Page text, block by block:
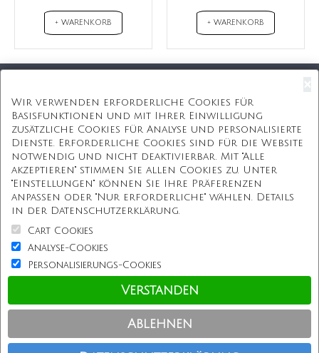
+ WARENKORB + WARENKORB
Kostenlose Geschenkbox
Kostenlose Gravur
Unbegrenzte Redesign
ÜBER UNS
Information
Kundenservice
Einkaufen bei uns
Copyright © Personalisierterekette.De, Alle Rechte vorbehalten.
Wir verwenden erforderliche Cookies für
Basisfunktionen und mit Ihrer Einwilligung
zusätzliche Cookies für Analyse und personalisierte
Dienste. Erforderliche Cookies sind für die Website
notwendig und nicht deaktivierbar. Mit "Alle
akzeptieren" stimmen Sie allen Cookies zu. Unter
"Einstellungen" können Sie Ihre Präferenzen
anpassen oder "Nur erforderliche" wählen. Details
in der Datenschutzerklärung.
Cart Cookies
Analyse-Cookies
Personalisierungs-Cookies
Verstanden
Ablehnen